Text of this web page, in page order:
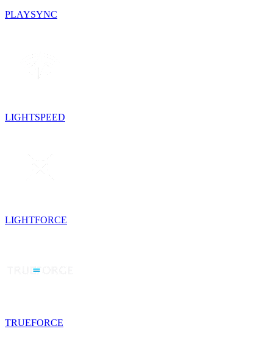
PLAYSYNC
LIGHTSPEED
LIGHTFORCE
TRUEFORCE